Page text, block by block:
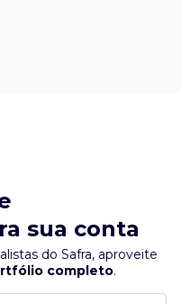
sua conta
do Safra, aproveite
completo.